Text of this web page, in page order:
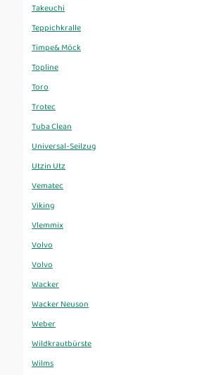
Takeuchi
Teppichkralle
Timpe& Möck
Topline
Toro
Trotec
Tuba Clean
Universal-Seilzug
Utzin Utz
Vematec
Viking
Vlemmix
Volvo
Volvo
Wacker
Wacker Neuson
Weber
Wildkrautbürste
Wilms